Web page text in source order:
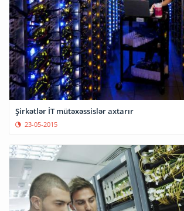
Şirkətlər İT mütəxəssislər axtarır
23-05-2015